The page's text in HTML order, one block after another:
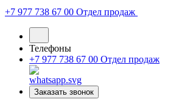
+7 977 738 67 00 Отдел продаж
Телефоны
+7 977 738 67 00 Отдел продаж
Заказать звонок